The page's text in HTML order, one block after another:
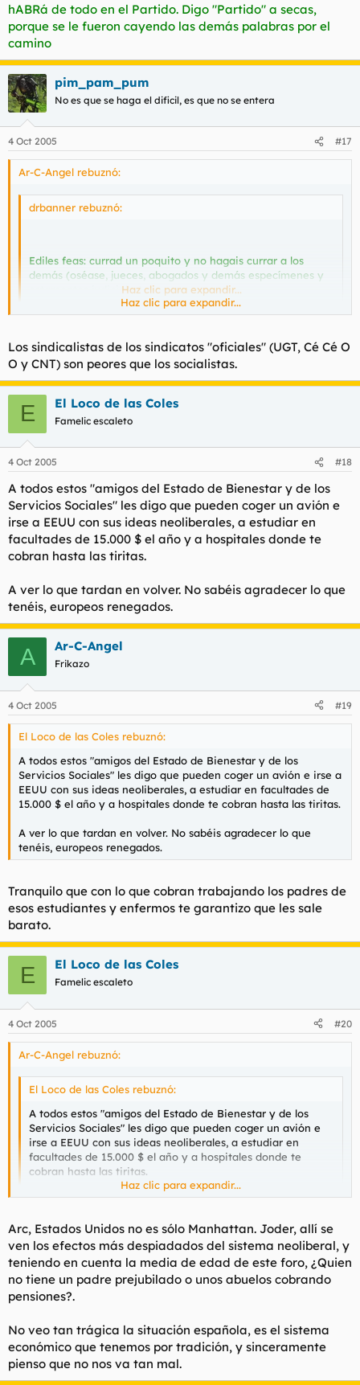
hABRá de todo en el Partido. Digo "Partido" a secas,
porque se le fueron cayendo las demás palabras por el
camino
pim_pam_pum
No es que se haga el dificil, es que no se entera
4 Oct 2005 #17
Ar-C-Angel rebuznó:
drbanner rebuznó:
Ediles feas: currad un poquito y no hagais currar a los
demás (oséase, jueces, abogados y demás especímenes y
estamentos judiciales)Haz clic para expandir...
sindicalista que fomente el empleo en lugar de luchar por una
mejor pensión de desempleo.
Haz clic para expandir...
Los sindicalistas de los sindicatos "oficiales" (UGT, Cé Cé O
O y CNT) son peores que los socialistas.
E El Loco de las Coles
Famelic escaleto
4 Oct 2005 #18
A todos estos "amigos del Estado de Bienestar y de los
Servicios Sociales" les digo que pueden coger un avión e
irse a EEUU con sus ideas neoliberales, a estudiar en
facultades de 15.000 $ el año y a hospitales donde te
cobran hasta las tiritas.
A ver lo que tardan en volver. No sabéis agradecer lo que
tenéis, europeos renegados.
A Ar-C-Angel
Frikazo
4 Oct 2005 #19
El Loco de las Coles rebuznó:
A todos estos "amigos del Estado de Bienestar y de los
Servicios Sociales" les digo que pueden coger un avión e irse a
EEUU con sus ideas neoliberales, a estudiar en facultades de
15.000 $ el año y a hospitales donde te cobran hasta las tiritas.
A ver lo que tardan en volver. No sabéis agradecer lo que
tenéis, europeos renegados.
Tranquilo que con lo que cobran trabajando los padres de
esos estudiantes y enfermos te garantizo que les sale
barato.
E El Loco de las Coles
Famelic escaleto
4 Oct 2005 #20
Ar-C-Angel rebuznó:
El Loco de las Coles rebuznó:
A todos estos "amigos del Estado de Bienestar y de los
Servicios Sociales" les digo que pueden coger un avión e
irse a EEUU con sus ideas neoliberales, a estudiar en
facultades de 15.000 $ el año y a hospitales donde te
cobran hasta las tiritas.
A ver lo que tardan en volver. No sabéis agradecer lo que
Tranquilo que con lo que cobran trabajando los padres de esos
estudiantes y enfermos te garantizo que les sale barato.
Haz clic para expandir...
Arc, Estados Unidos no es sólo Manhattan. Joder, allí se
ven los efectos más despiadados del sistema neoliberal, y
teniendo en cuenta la media de edad de este foro, ¿Quien
no tiene un padre prejubilado o unos abuelos cobrando
pensiones?.
No veo tan trágica la situación española, es el sistema
económico que tenemos por tradición, y sinceramente
pienso que no nos va tan mal.